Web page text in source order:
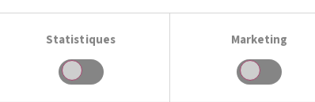
Statistiques Marketing
du foie, c’est-à-dire
pour lasanté du